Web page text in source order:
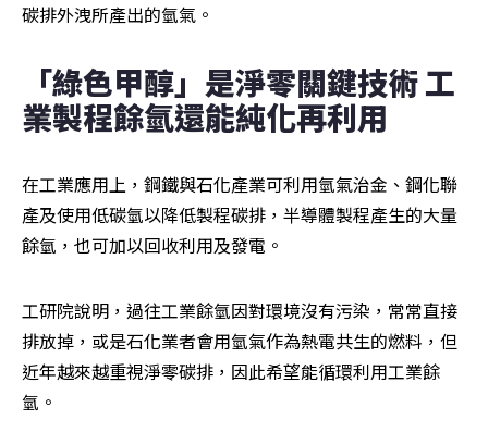
碳排外洩所產出的氫氣。
「綠色甲醇」是淨零關鍵技術 工
業製程餘氫還能純化再利用
在工業應用上，鋼鐵與石化產業可利用氫氣治金、鋼化聯
產及使用低碳氫以降低製程碳排，半導體製程產生的大量
餘氫，也可加以回收利用及發電。
工研院說明，過往工業餘氫因對環境沒有污染，常常直接
排放掉，或是石化業者會用氫氣作為熱電共生的燃料，但
近年越來越重視淨零碳排，因此希望能循環利用工業餘
氫。